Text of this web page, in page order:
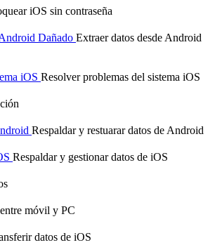
iOS sin contraseña
Dañado Extraer datos desde Android
iOS Resolver problemas del sistema iOS
Respaldar y restuarar datos de Android
Respaldar y gestionar datos de iOS
móvil y PC
datos de iOS